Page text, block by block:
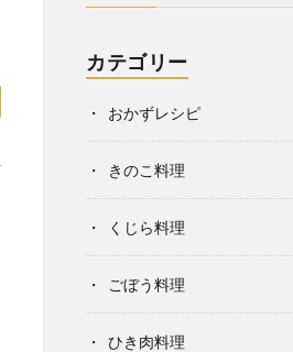
カテゴリー
おかずレシピ
きのこ料理
くじら料理
ごぼう料理
ひき肉料理